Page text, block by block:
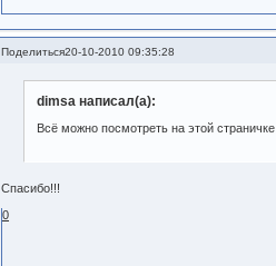
Поделиться20-10-2010 09:35:28
dimsa написал(а):
Всё можно посмотреть на этой страничке
Cпасибо!!!
0